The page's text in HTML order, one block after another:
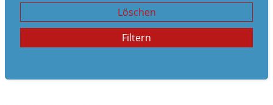
Löschen
Filtern